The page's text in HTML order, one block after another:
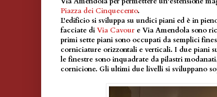
Piazza dei Cinquecento.
L'edificio si sviluppa su undici piani ed è in
facciate di Via Cavour e Via Amendola sono
primi sette piani sono occupati da semplici
corniciature orizzontali e verticali. I due piani
le finestre sono inquadrate da pilastri
cornicione. Gli ultimi due livelli si sviluppano